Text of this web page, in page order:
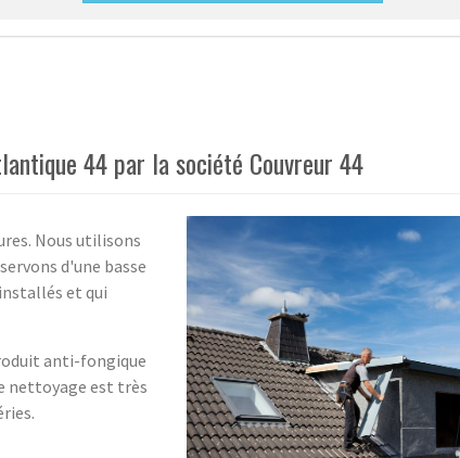
44 par la société Couvreur 44
Nous utilisons
d'une basse
et qui
anti-fongique
nettoyage est très